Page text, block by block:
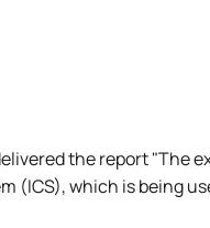
the report "The
(ICS), which is being